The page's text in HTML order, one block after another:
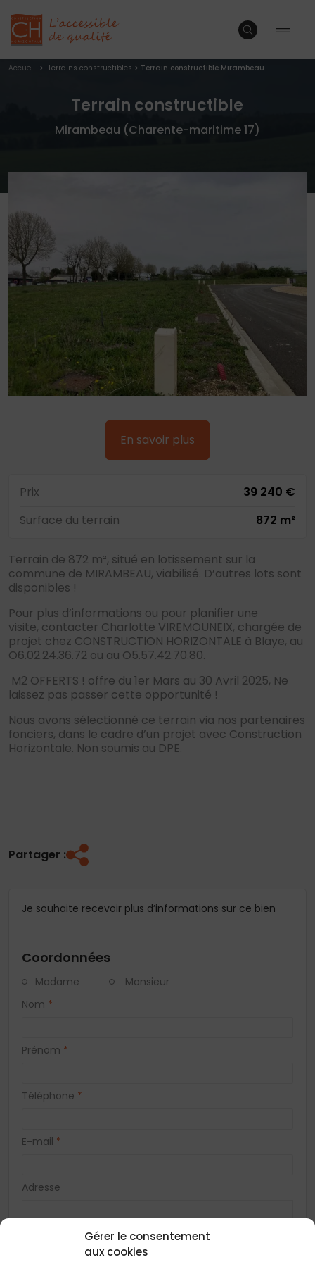
Gérer le consentement
aux cookies
Accueil > Terrains constructibles > Terrain constructible Mirambeau
Terrain constructible
Mirambeau (Charente-maritime 17)
En savoir plus
Prix
39 240 €
Surface du terrain
872 m²
Terrain de 872 m², situé en lotissement sur la
commune de MIRAMBEAU, viabilisé. D’autres lots sont
disponibles !
Pour plus d’informations ou pour planifier une
visite, contacter Charlotte VIREMOUNEIX, chargée de
projet chez CONSTRUCTION HORIZONTALE à Blaye, au
O6.02.24.36.72 ou au O5.57.42.70.80.
M2 OFFERTS ! offre du 1er Mars au 30 Avril 2025, Ne
laissez pas passer cette opportunité !
Nous avons sélectionné ce terrain via nos partenaires
fonciers, dans le cadre d’un projet avec Construction
Horizontale. Non soumis au DPE.
Partager :
Je souhaite recevoir plus d’informations sur ce bien
Coordonnées
Madame
Monsieur
Nom *
Prénom *
Téléphone *
E-mail *
Adresse
*